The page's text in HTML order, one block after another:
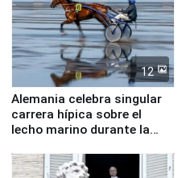
12
Alemania celebra singular
carrera hípica sobre el
lecho marino durante la